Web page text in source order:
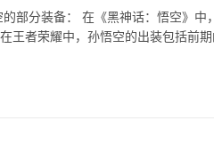
部分装备： 在《黑神话：悟空》中
王者荣耀中，孙悟空的出装包括前